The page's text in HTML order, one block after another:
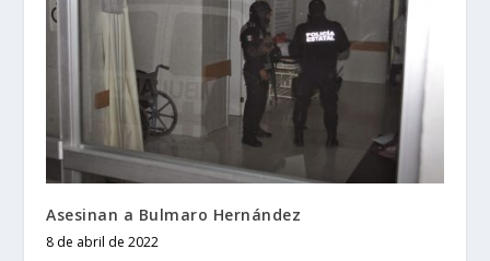
Asesinan a Bulmaro Hernández
8 de abril de 2022